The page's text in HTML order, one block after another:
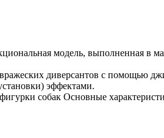
модель, выполненная в
диверсантов с помощью
эффектами.
собак Основные